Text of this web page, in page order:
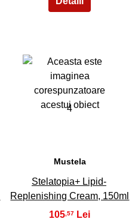
4
Mustela
Stelatopia+ Lipid-
Replenishing Cream, 150ml
105 ,57